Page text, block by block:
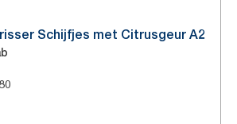
Schijfjes met Citrusgeur A2